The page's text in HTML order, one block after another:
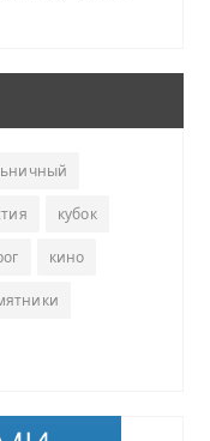
кубок
кино